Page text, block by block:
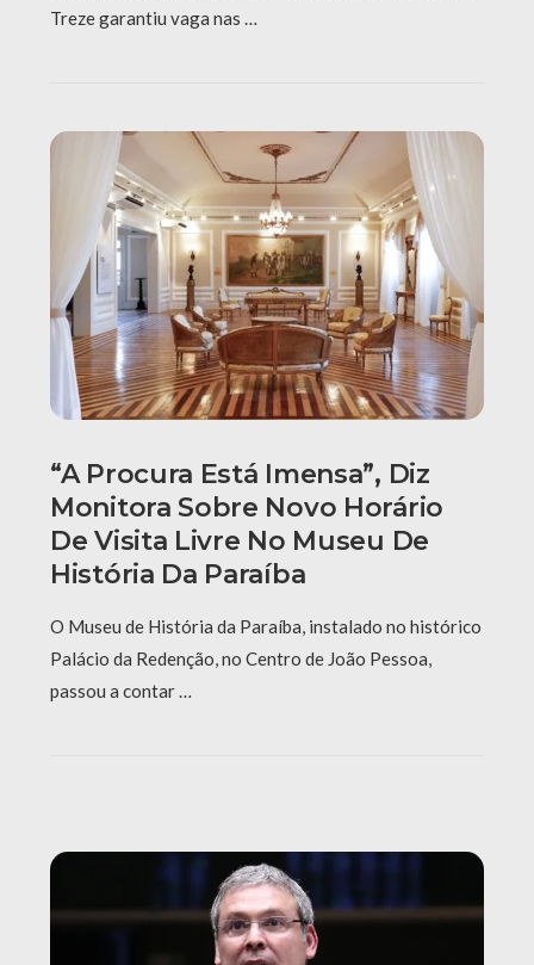
Treze garantiu vaga nas …
“A Procura Está Imensa”, Diz
Monitora Sobre Novo Horário
De Visita Livre No Museu De
História Da Paraíba
O Museu de História da Paraíba, instalado no histórico
Palácio da Redenção, no Centro de João Pessoa,
passou a contar …